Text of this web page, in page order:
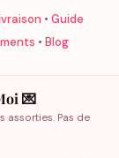
• Guide
• Blog
💌
assorties. Pas de